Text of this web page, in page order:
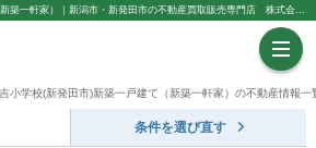
住吉小学校(新発田市)新築一戸建て（新築一軒家）｜新潟市・新発田市の不動産買取販売専門店 株式会社green
小学校(新発田市)新築一戸建て（新築一軒家）の不動産情報一
条件を選び直す